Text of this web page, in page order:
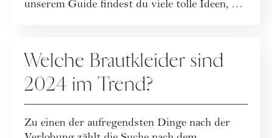
unserem Guide findest du viele tolle Ideen, wie
Welche Brautkleider sind
2024 im Trend?
Zu einen der aufregendsten Dinge nach der